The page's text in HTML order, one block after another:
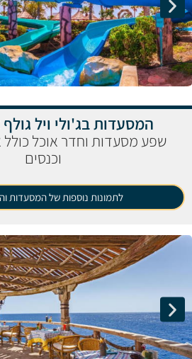
המסעדות בג'ולי ויל
שפע מסעדות וחדר אוכל כולל
וכנסים
לתמונות נוספות של המסעדות